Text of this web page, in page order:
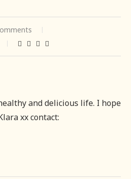
and delicious life. I hope
xx contact: